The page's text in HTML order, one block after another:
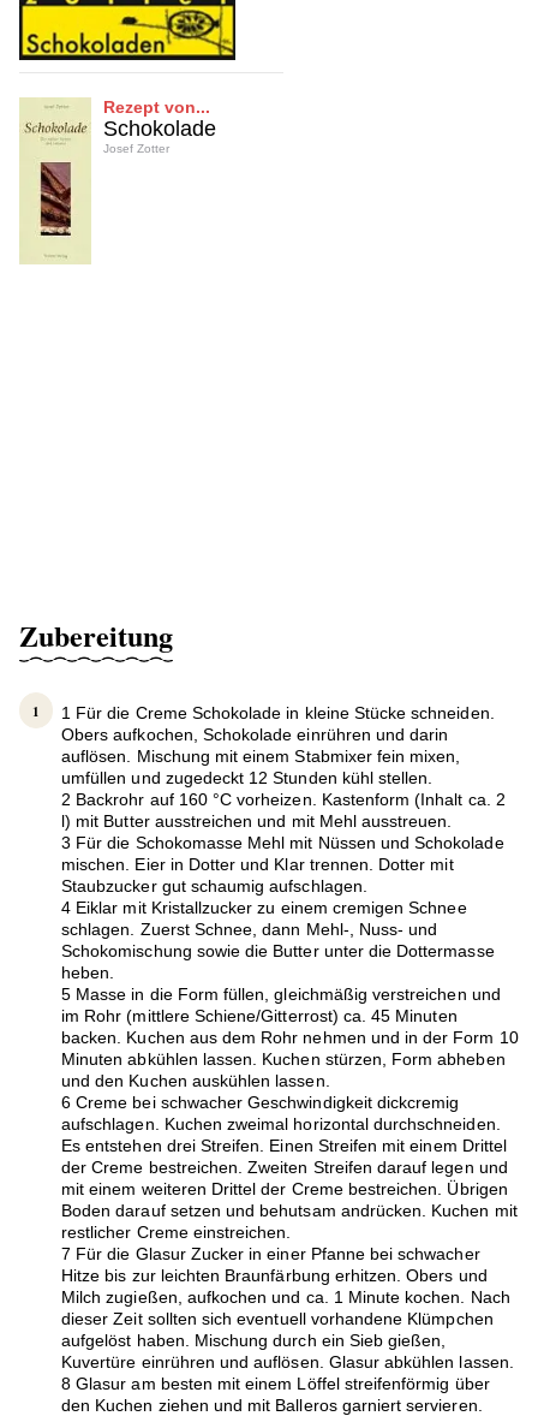
Rezept von...
Schokolade
Josef Zotter
Zubereitung
1 Für die Creme Schokolade in kleine Stücke schneiden.
Obers aufkochen, Schokolade einrühren und darin
auflösen. Mischung mit einem Stabmixer fein mixen,
umfüllen und zugedeckt 12 Stunden kühl stellen.
2 Backrohr auf 160 °C vorheizen. Kastenform (Inhalt ca. 2
l) mit Butter ausstreichen und mit Mehl ausstreuen.
3 Für die Schokomasse Mehl mit Nüssen und Schokolade
mischen. Eier in Dotter und Klar trennen. Dotter mit
Staubzucker gut schaumig aufschlagen.
4 Eiklar mit Kristallzucker zu einem cremigen Schnee
schlagen. Zuerst Schnee, dann Mehl-, Nuss- und
Schokomischung sowie die Butter unter die Dottermasse
heben.
5 Masse in die Form füllen, gleichmäßig verstreichen und
im Rohr (mittlere Schiene/Gitterrost) ca. 45 Minuten
backen. Kuchen aus dem Rohr nehmen und in der Form 10
Minuten abkühlen lassen. Kuchen stürzen, Form abheben
und den Kuchen auskühlen lassen.
6 Creme bei schwacher Geschwindigkeit dickcremig
aufschlagen. Kuchen zweimal horizontal durchschneiden.
Es entstehen drei Streifen. Einen Streifen mit einem Drittel
der Creme bestreichen. Zweiten Streifen darauf legen und
mit einem weiteren Drittel der Creme bestreichen. Übrigen
Boden darauf setzen und behutsam andrücken. Kuchen mit
restlicher Creme einstreichen.
7 Für die Glasur Zucker in einer Pfanne bei schwacher
Hitze bis zur leichten Braunfärbung erhitzen. Obers und
Milch zugießen, aufkochen und ca. 1 Minute kochen. Nach
dieser Zeit sollten sich eventuell vorhandene Klümpchen
aufgelöst haben. Mischung durch ein Sieb gießen,
Kuvertüre einrühren und auflösen. Glasur abkühlen lassen.
8 Glasur am besten mit einem Löffel streifenförmig über
den Kuchen ziehen und mit Balleros garniert servieren.